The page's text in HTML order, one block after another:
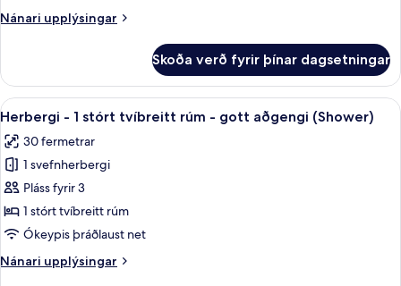
tvíbreitt
Nánari upplýsingar
Nánari
-
meðalstórt
tvíbreitt
rúm
Skoða verð fyrir þínar dagsetningar
Skoða
allar
myndir
fyrir
Herbergi
-
1
tvíbreitt
Rúmföt af bestu gerð, rúm með
6
Herbergi - 1 stórt tvíbreitt rúm - gott aðgengi (Shower)
30 fermetrar
1 svefnherbergi
Pláss fyrir 3
1 stórt tvíbreitt rúm
Ókeypis þráðlaust net
Nánari upplýsingar
Nánari